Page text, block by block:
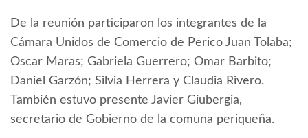
De la reunión participaron los integrantes de la
Cámara Unidos de Comercio de Perico Juan Tolaba;
Oscar Maras; Gabriela Guerrero; Omar Barbito;
Daniel Garzón; Silvia Herrera y Claudia Rivero.
También estuvo presente Javier Giubergia,
secretario de Gobierno de la comuna periqueña.